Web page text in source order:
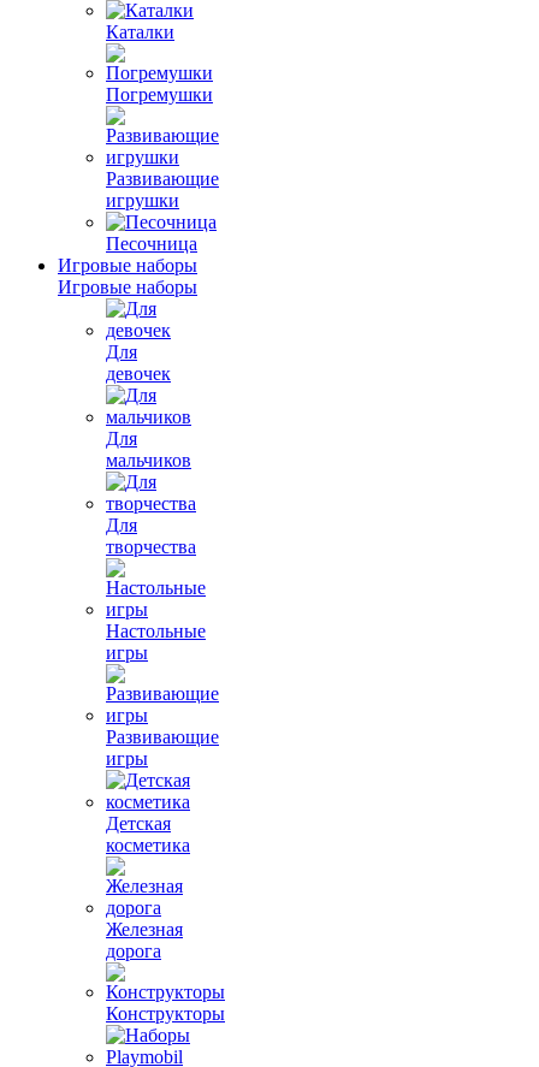
Каталки
Погремушки
Развивающие
игрушки
Песочница
Игровые наборы
Игровые наборы
Для
девочек
Для
мальчиков
Для
творчества
Настольные
игры
Развивающие
игры
Детская
косметика
Железная
дорога
Конструкторы